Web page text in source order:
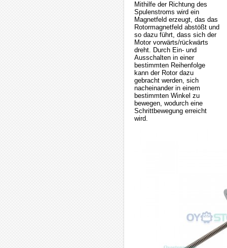
Mithilfe der Richtung des
Spulenstroms wird ein
Magnetfeld erzeugt, das das
Rotormagnetfeld abstößt und
so dazu führt, dass sich der
Motor vorwärts/rückwärts
dreht. Durch Ein- und
Ausschalten in einer
bestimmten Reihenfolge
kann der Rotor dazu
gebracht werden, sich
nacheinander in einem
bestimmten Winkel zu
bewegen, wodurch eine
Schrittbewegung erreicht
wird.